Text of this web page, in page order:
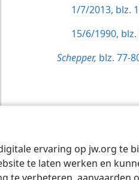
ervaring op jw.org te
te laten werken en
1/7/2013, blz.
15/6/1990, blz.
Schepper, blz. 77-
Watch Tower Bible and Tract Society